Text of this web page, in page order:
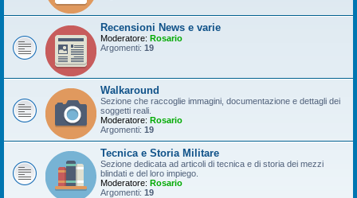
Recensioni News e varie
Moderatore: Rosario
Argomenti: 19
Walkaround
Sezione che raccoglie immagini, documentazione e dettagli dei
soggetti reali.
Moderatore: Rosario
Argomenti: 19
Tecnica e Storia Militare
Sezione dedicata ad articoli di tecnica e di storia dei mezzi
blindati e del loro impiego.
Moderatore: Rosario
Argomenti: 19